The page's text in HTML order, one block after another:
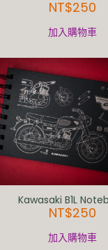
NT$250
加入購物車
Kawasaki B1L
NT$250
加入購物車